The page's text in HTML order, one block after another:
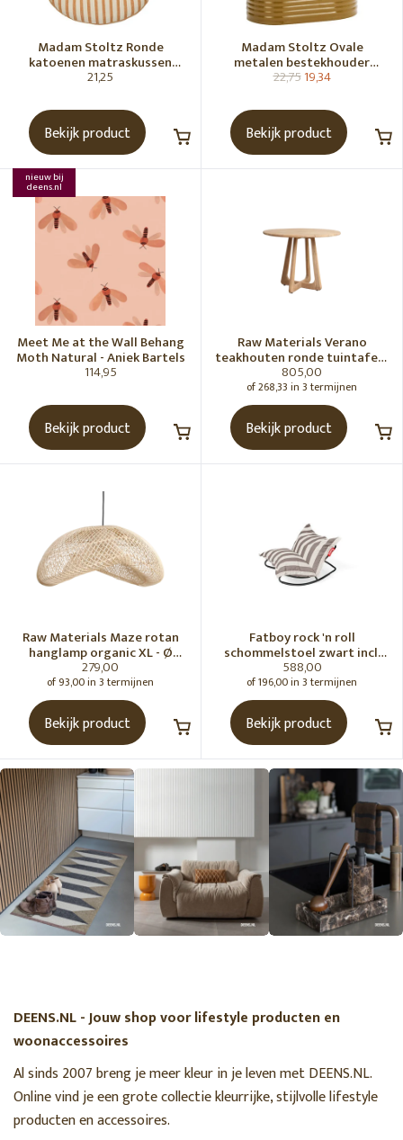
Madam Stoltz Ronde
katoenen matraskussen
Gebroken wit, donkere
21,25
Bekijk product
Madam Stoltz Ovale
metalen bestekhouder
Tapenade
22,7519,34
Bekijk product
nieuw bij
deens.nl
Meet Me at the Wall Behang
Moth Natural - Aniek Bartels
114,95
Bekijk product
Raw Materials Verano
teakhouten ronde tuintafel -
Ø100 cm
805,00
of 268,33 in 3 termijnen
Bekijk product
Raw Materials Maze rotan
hanglamp organic XL - Ø
75x31 cm
279,00
of 93,00 in 3 termijnen
Bekijk product
Fatboy rock 'n roll
schommelstoel zwart incl.
original Outdoor zitzak
Stripe Cacao
588,00
of 196,00 in 3 termijnen
Bekijk product
DEENS.NL - Jouw shop voor lifestyle producten en
woonaccessoires
Al sinds 2007 breng je meer kleur in je leven met DEENS.NL.
Online vind je een grote collectie kleurrijke, stijlvolle lifestyle
producten en accessoires.